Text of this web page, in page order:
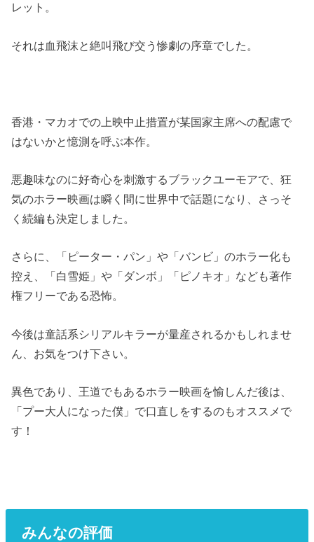
レット。
それは血飛沫と絶叫飛び交う惨劇の序章でした。
香港・マカオでの上映中止措置が某国家主席への配慮で
はないかと憶測を呼ぶ本作。
悪趣味なのに好奇心を刺激するブラックユーモアで、狂
気のホラー映画は瞬く間に世界中で話題になり、さっそ
く続編も決定しました。
さらに、「ピーター・パン」や「バンビ」のホラー化も
控え、「白雪姫」や「ダンボ」「ピノキオ」なども著作
権フリーである恐怖。
今後は童話系シリアルキラーが量産されるかもしれませ
ん、お気をつけ下さい。
異色であり、王道でもあるホラー映画を愉しんだ後は、
「プー大人になった僕」で口直しをするのもオススメで
す！
みんなの評価